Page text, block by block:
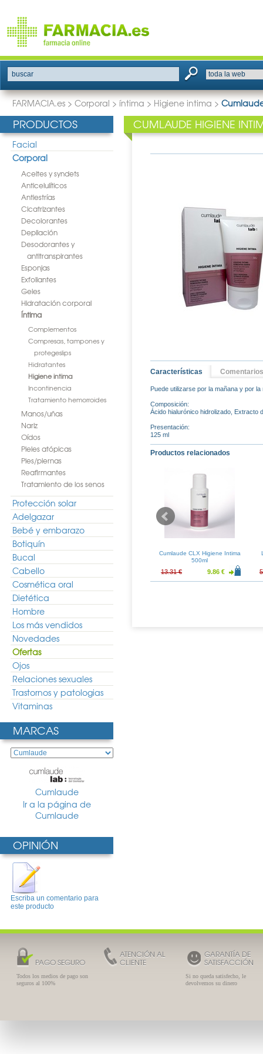
buscar
FARMACIA.es > Corporal > íntima > Higiene intima >
PRODUCTOS
Facial
Corporal
Aceites y syndets
Anticelulíticos
Antiestrías
Cicatrizantes
Decolorantes
Depilación
Desodorantes y
antitranspirantes
Esponjas
Exfoliantes
Geles
Hidratación corporal
Íntima
Complementos
Compresas, tampones y
protegeslips
Hidratantes
Higiene intima
Incontinencia
Tratamiento hemorroides
Manos/uñas
Nariz
Oídos
Pieles atópicas
Pies/piernas
Reafirmantes
Tratamiento de los senos
Protección solar
Adelgazar
Bebé y embarazo
Botiquín
Bucal
Cabello
Cosmética oral
Dietética
Hombre
Los más vendidos
Novedades
Ofertas
Ojos
Relaciones sexuales
Trastornos y patologias
Vitaminas
MARCAS
Cumlaude
Ir a la página de
Cumlaude
OPINIÓN
Escriba un comentario para
este producto
CUMLAUDE HIGIENE
Características Comentarios
Puede utilizarse por la mañana y por
Composición:
Ácido hialurónico hidrolizado, Extracto
Presentación:
125 ml
Productos relacionados
30
12.65 €
Cumlaude CLX Higiene Intima
500ml
13.31 € 9.86 €
PAGO SEGURO
Todos los medios de pago son
seguros al 100%
ATENCIÓN AL
CLIENTE
GARANTÍA DE
SATISFACCIÓN
Si no queda satisfecho, le
devolvemos su dinero